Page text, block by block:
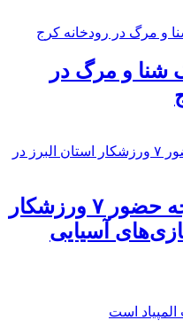
شنا و مرگ در
۲ مدال برنز نتیجه حضور ۷ ورزشکار
آسیایی